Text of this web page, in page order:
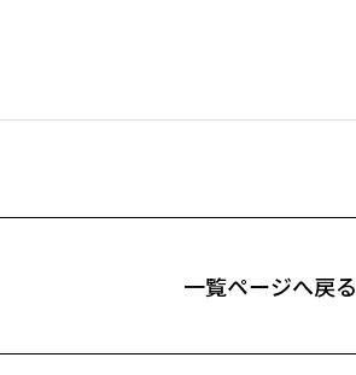
⼀覧ページへ戻る